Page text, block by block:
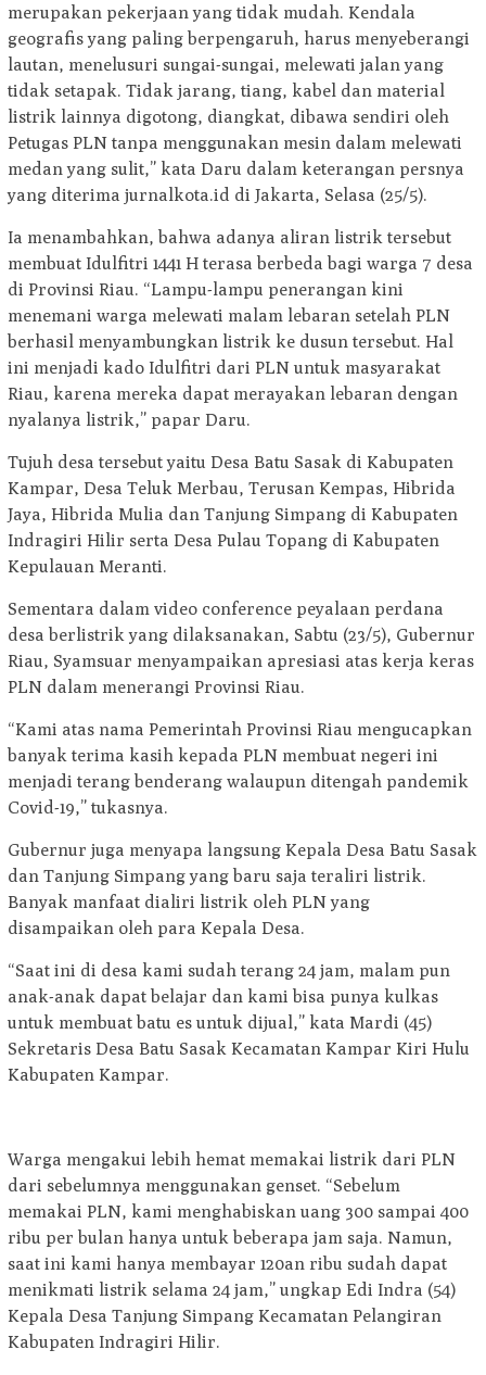
merupakan pekerjaan yang tidak mudah. Kendala
geografis yang paling berpengaruh, harus menyeberangi
lautan, menelusuri sungai-sungai, melewati jalan yang
tidak setapak. Tidak jarang, tiang, kabel dan material
listrik lainnya digotong, diangkat, dibawa sendiri oleh
Petugas PLN tanpa menggunakan mesin dalam melewati
medan yang sulit,” kata Daru dalam keterangan persnya
yang diterima jurnalkota.id di Jakarta, Selasa (25/5).
Ia menambahkan, bahwa adanya aliran listrik tersebut
membuat Idulfitri 1441 H terasa berbeda bagi warga 7 desa
di Provinsi Riau. “Lampu-lampu penerangan kini
menemani warga melewati malam lebaran setelah PLN
berhasil menyambungkan listrik ke dusun tersebut. Hal
ini menjadi kado Idulfitri dari PLN untuk masyarakat
Riau, karena mereka dapat merayakan lebaran dengan
nyalanya listrik,” papar Daru.
Tujuh desa tersebut yaitu Desa Batu Sasak di Kabupaten
Kampar, Desa Teluk Merbau, Terusan Kempas, Hibrida
Jaya, Hibrida Mulia dan Tanjung Simpang di Kabupaten
Indragiri Hilir serta Desa Pulau Topang di Kabupaten
Kepulauan Meranti.
Sementara dalam video conference peyalaan perdana
desa berlistrik yang dilaksanakan, Sabtu (23/5), Gubernur
Riau, Syamsuar menyampaikan apresiasi atas kerja keras
PLN dalam menerangi Provinsi Riau.
“Kami atas nama Pemerintah Provinsi Riau mengucapkan
banyak terima kasih kepada PLN membuat negeri ini
menjadi terang benderang walaupun ditengah pandemik
Covid-19,” tukasnya.
Gubernur juga menyapa langsung Kepala Desa Batu Sasak
dan Tanjung Simpang yang baru saja teraliri listrik.
Banyak manfaat dialiri listrik oleh PLN yang
disampaikan oleh para Kepala Desa.
“Saat ini di desa kami sudah terang 24 jam, malam pun
anak-anak dapat belajar dan kami bisa punya kulkas
untuk membuat batu es untuk dijual,” kata Mardi (45)
Sekretaris Desa Batu Sasak Kecamatan Kampar Kiri Hulu
Kabupaten Kampar.
Warga mengakui lebih hemat memakai listrik dari PLN
dari sebelumnya menggunakan genset. “Sebelum
memakai PLN, kami menghabiskan uang 300 sampai 400
ribu per bulan hanya untuk beberapa jam saja. Namun,
saat ini kami hanya membayar 120an ribu sudah dapat
menikmati listrik selama 24 jam,” ungkap Edi Indra (54)
Kepala Desa Tanjung Simpang Kecamatan Pelangiran
Kabupaten Indragiri Hilir.